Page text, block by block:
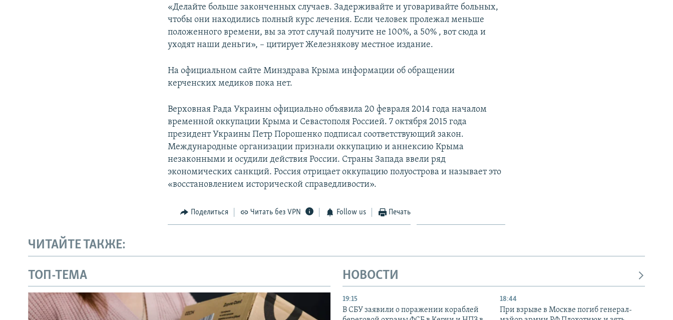
«Делайте больше законченных случаев. Задерживайте и уговаривайте больных,
чтобы они находились полный курс лечения. Если человек пролежал меньше
положенного времени, вы за этот случай получите не 100%, а 50% , вот сюда и
уходят наши деньги», – цитирует Железнякову местное издание.
На официальном сайте Минздрава Крыма информации об обращении
керченских медиков пока нет.
Верховная Рада Украины официально объявила 20 февраля 2014 года началом
временной оккупации Крыма и Севастополя Россией. 7 октября 2015 года
президент Украины Петр Порошенко подписал соответствующий закон.
Международные организации признали оккупацию и аннексию Крыма
незаконными и осудили действия России. Страны Запада ввели ряд
экономических санкций. Россия отрицает оккупацию полуострова и называет это
«восстановлением исторической справедливости».
Поделиться Читать без VPN Follow us Печать
ЧИТАЙТЕ ТАКЖЕ:
ТОП-ТЕМА НОВОСТИ
19:15
В СБУ заявили о поражении кораблей
18:44
При взрыве в Москве погиб генерал-